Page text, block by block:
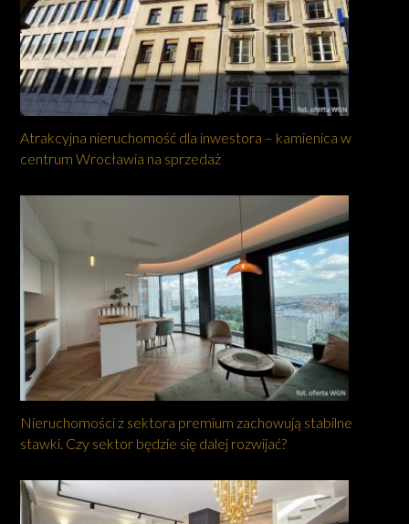
Atrakcyjna nieruchomość dla inwestora – kamienica w
centrum Wrocławia na sprzedaż
Nieruchomości z sektora premium zachowują stabilne
stawki. Czy sektor będzie się dalej rozwijać?